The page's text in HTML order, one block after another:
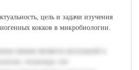
цель и задачи изучения
кокков в микробиологии.